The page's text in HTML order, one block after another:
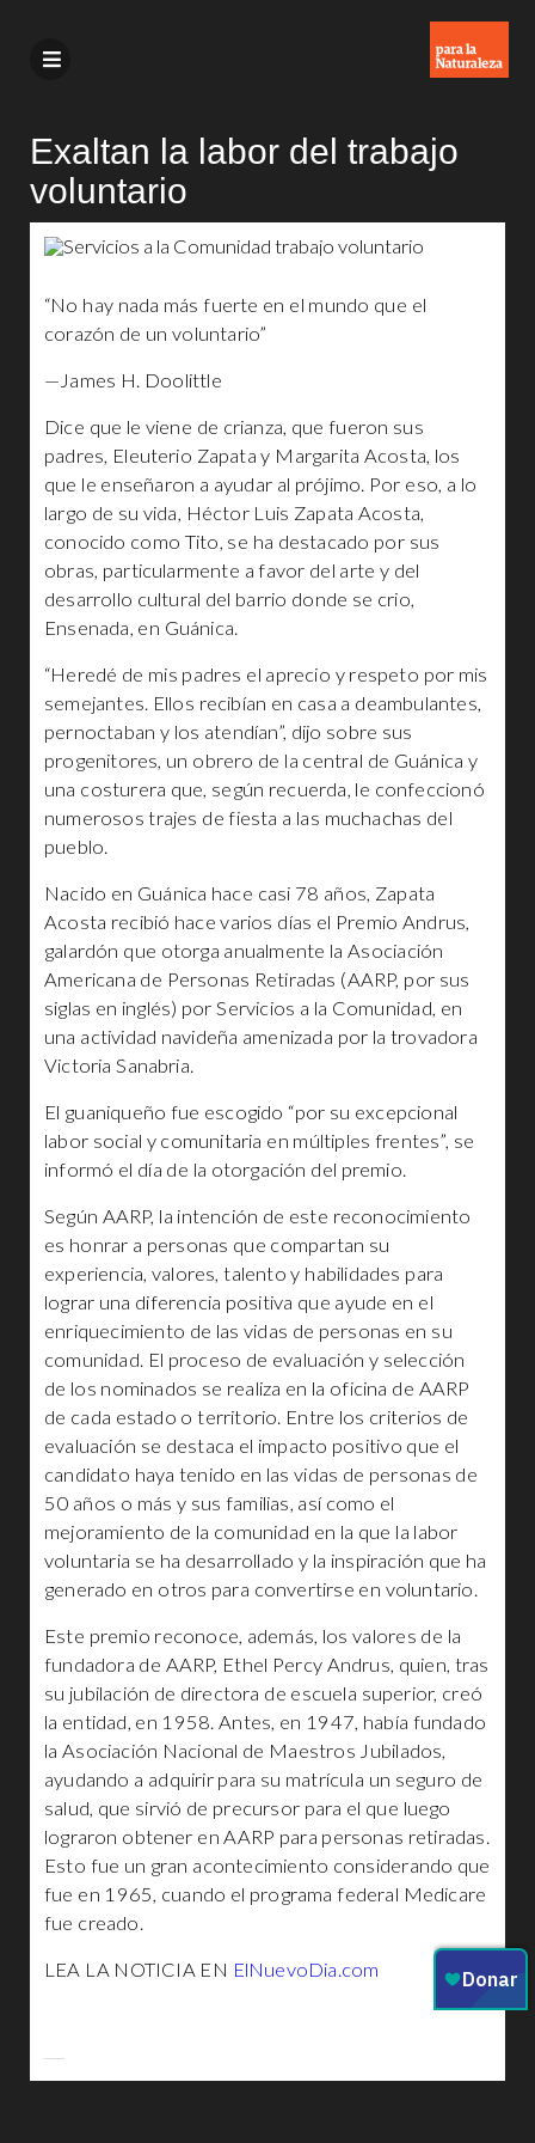
Exaltan la labor del trabajo
voluntario
“No hay nada más fuerte en el mundo que el
corazón de un voluntario”
—James H. Doolittle
Dice que le viene de crianza, que fueron sus
padres, Eleuterio Zapata y Margarita Acosta, los
que le enseñaron a ayudar al prójimo. Por eso, a lo
largo de su vida, Héctor Luis Zapata Acosta,
conocido como Tito, se ha destacado por sus
obras, particularmente a favor del arte y del
desarrollo cultural del barrio donde se crio,
Ensenada, en Guánica.
“Heredé de mis padres el aprecio y respeto por mis
semejantes. Ellos recibían en casa a deambulantes,
pernoctaban y los atendían”, dijo sobre sus
progenitores, un obrero de la central de Guánica y
una costurera que, según recuerda, le confeccionó
numerosos trajes de fiesta a las muchachas del
pueblo.
Nacido en Guánica hace casi 78 años, Zapata
Acosta recibió hace varios días el Premio Andrus,
galardón que otorga anualmente la Asociación
Americana de Personas Retiradas (AARP, por sus
siglas en inglés) por Servicios a la Comunidad, en
una actividad navideña amenizada por la trovadora
Victoria Sanabria.
El guaniqueño fue escogido “por su excepcional
labor social y comunitaria en múltiples frentes”, se
informó el día de la otorgación del premio.
Según AARP, la intención de este reconocimiento
es honrar a personas que compartan su
experiencia, valores, talento y habilidades para
lograr una diferencia positiva que ayude en el
enriquecimiento de las vidas de personas en su
comunidad. El proceso de evaluación y selección
de los nominados se realiza en la oficina de AARP
de cada estado o territorio. Entre los criterios de
evaluación se destaca el impacto positivo que el
candidato haya tenido en las vidas de personas de
50 años o más y sus familias, así como el
mejoramiento de la comunidad en la que la labor
voluntaria se ha desarrollado y la inspiración que ha
generado en otros para convertirse en voluntario.
Este premio reconoce, además, los valores de la
fundadora de AARP, Ethel Percy Andrus, quien, tras
su jubilación de directora de escuela superior, creó
la entidad, en 1958. Antes, en 1947, había fundado
la Asociación Nacional de Maestros Jubilados,
ayudando a adquirir para su matrícula un seguro de
salud, que sirvió de precursor para el que luego
lograron obtener en AARP para personas retiradas.
Esto fue un gran acontecimiento considerando que
fue en 1965, cuando el programa federal Medicare
fue creado.
LEA LA NOTICIA EN ElNuevoDia.com